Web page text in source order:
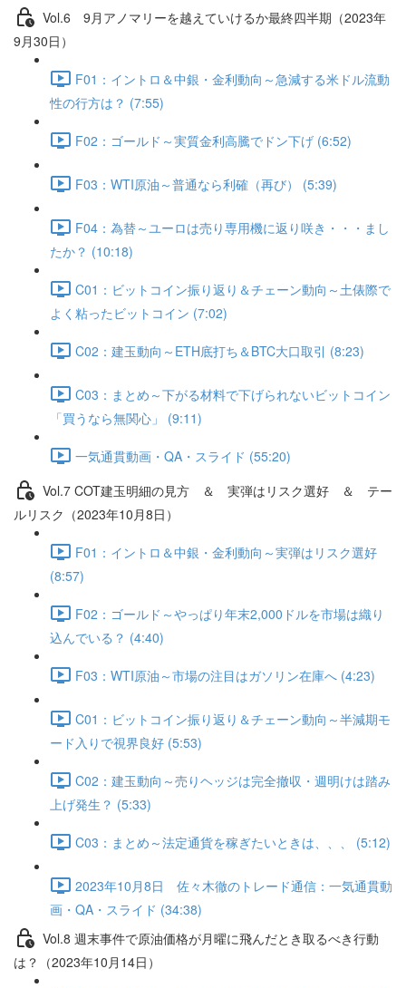
Vol.6 9⽉アノマリーを越えていけるか最終四半期（2023年
9月30日）
F01：イントロ＆中銀・金利動向～急減する米ドル流動
性の行方は？ (7:55)
F02：ゴールド～実質金利高騰でドン下げ (6:52)
F03：WTI原油～普通なら利確（再び） (5:39)
F04：為替～ユーロは売り専用機に返り咲き・・・まし
たか？ (10:18)
C01：ビットコイン振り返り＆チェーン動向～土俵際で
よく粘ったビットコイン (7:02)
C02：建玉動向～ETH底打ち＆BTC大口取引 (8:23)
C03：まとめ～下がる材料で下げられないビットコイン
「買うなら無関心」 (9:11)
一気通貫動画・QA・スライド (55:20)
Vol.7 COT建⽟明細の⾒⽅ ＆ 実弾はリスク選好 ＆ テー
ルリスク（2023年10月8日）
F01：イントロ＆中銀・金利動向～実弾はリスク選好
(8:57)
F02：ゴールド～やっぱり年末2,000ドルを市場は織り
込んでいる？ (4:40)
F03：WTI原油～市場の注目はガソリン在庫へ (4:23)
C01：ビットコイン振り返り＆チェーン動向～半減期モ
ード入りで視界良好 (5:53)
C02：建玉動向～売りヘッジは完全撤収・週明けは踏み
上げ発生？ (5:33)
C03：まとめ～法定通貨を稼ぎたいときは、、、 (5:12)
2023年10月8日 佐々木徹のトレード通信：一気通貫動
画・QA・スライド (34:38)
Vol.8 週末事件で原油価格が月曜に飛んだとき取るべき行動
は？（2023年10月14日）